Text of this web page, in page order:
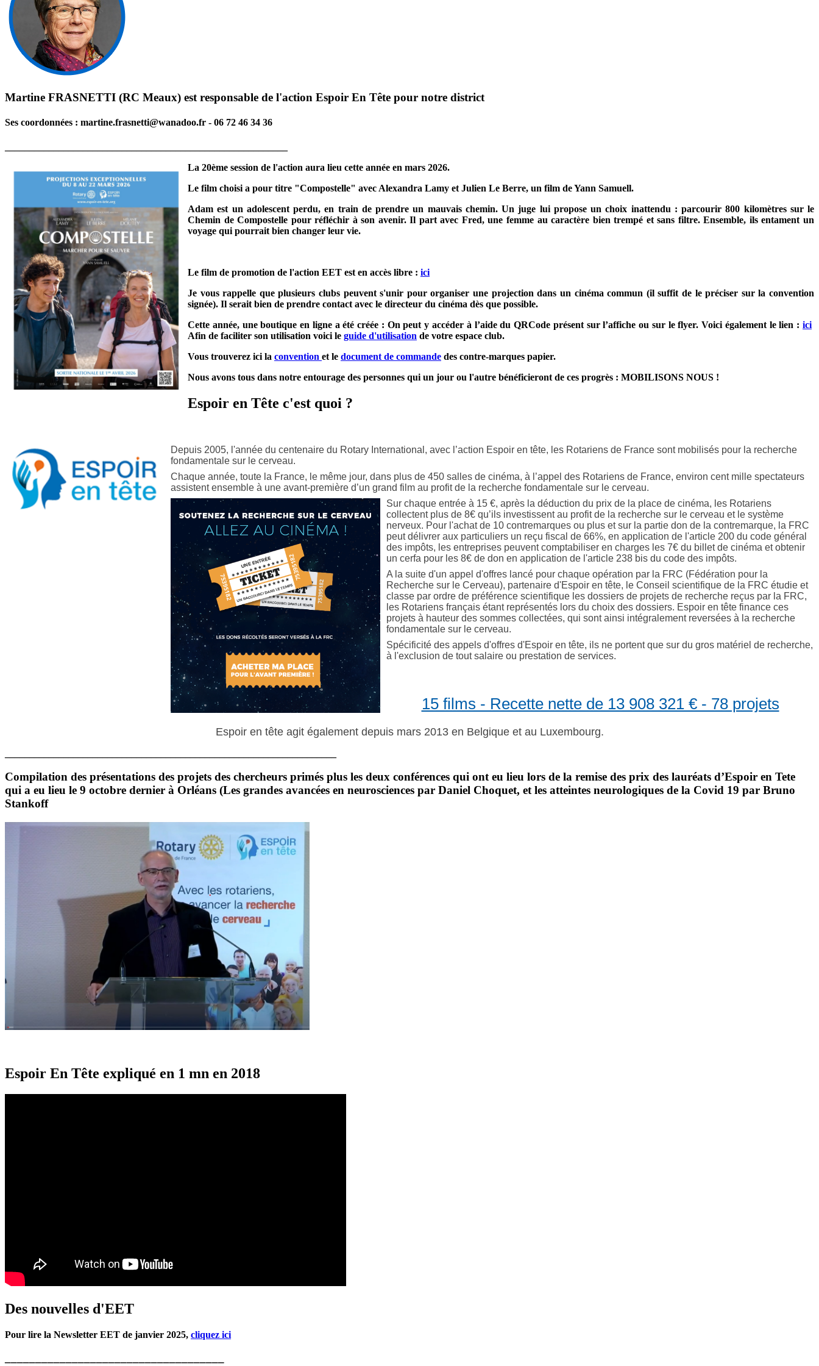
Martine FRASNETTI (RC Meaux) est responsable de l'action Espoir En Tête pour notre district
Ses coordonnées : martine.frasnetti@wanadoo.fr - 06 72 46 34 36
La 20ème session de l'action aura lieu cette année en mars 2026.
Le film choisi a pour titre "Compostelle" avec Alexandra Lamy et Julien Le Berre, un film de Yann Samuell.
Adam est un adolescent perdu, en train de prendre un mauvais chemin. Un juge lui propose un choix inattendu : parcourir 800 kilomètres sur le
Chemin de Compostelle pour réfléchir à son avenir. Il part avec Fred, une femme au caractère bien trempé et sans filtre. Ensemble, ils entament un
voyage qui pourrait bien changer leur vie.
Le film de promotion de l'action EET est en accès libre : ici
Je vous rappelle que plusieurs clubs peuvent s'unir pour organiser une projection dans un cinéma commun (il suffit de le préciser sur la convention
signée). Il serait bien de prendre contact avec le directeur du cinéma dès que possible.
Cette année, une boutique en ligne a été créée : On peut y accéder à l’aide du QRCode présent sur l’affiche ou sur le flyer. Voici également le lien :ici
Afin de faciliter son utilisation voici le guide d'utilisation de votre espace club.
Vous trouverez ici la convention et le document de commande des contre-marques papier.
Nous avons tous dans notre entourage des personnes qui un jour ou l'autre bénéficieront de ces progrès : MOBILISONS NOUS !
Espoir en Tête c'est quoi ?
Depuis 2005, l'année du centenaire du Rotary International, avec l’action Espoir en tête, les Rotariens de France sont mobilisés pour la recherche
fondamentale sur le cerveau.
Chaque année, toute la France, le même jour, dans plus de 450 salles de cinéma, à l’appel des Rotariens de France, environ cent mille spectateurs
assistent ensemble à une avant-première d’un grand film au profit de la recherche fondamentale sur le cerveau.
Sur chaque entrée à 15 €, après la déduction du prix de la place de cinéma, les Rotariens
collectent plus de 8€ qu’ils investissent au profit de la recherche sur le cerveau et le système
nerveux. Pour l'achat de 10 contremarques ou plus et sur la partie don de la contremarque, la FRC
peut délivrer aux particuliers un reçu fiscal de 66%, en application de l'article 200 du code général
des impôts, les entreprises peuvent comptabiliser en charges les 7€ du billet de cinéma et obtenir
un cerfa pour les 8€ de don en application de l'article 238 bis du code des impôts.
A la suite d'un appel d'offres lancé pour chaque opération par la FRC (Fédération pour la
Recherche sur le Cerveau), partenaire d'Espoir en tête, le Conseil scientifique de la FRC étudie et
classe par ordre de préférence scientifique les dossiers de projets de recherche reçus par la FRC,
les Rotariens français étant représentés lors du choix des dossiers. Espoir en tête finance ces
projets à hauteur des sommes collectées, qui sont ainsi intégralement reversées à la recherche
fondamentale sur le cerveau.
Spécificité des appels d'offres d'Espoir en tête, ils ne portent que sur du gros matériel de recherche,
à l'exclusion de tout salaire ou prestation de services.
15 films - Recette nette de 13 908 321 € - 78 projets
Espoir en tête agit également depuis mars 2013 en Belgique et au Luxembourg.
Compilation des présentations des projets des chercheurs primés plus les deux conférences qui ont eu lieu lors de la remise des prix des lauréats d’Espoir en Tete
qui a eu lieu le 9 octobre dernier à Orléans (Les grandes avancées en neurosciences par Daniel Choquet, et les atteintes neurologiques de la Covid 19 par Bruno
Stankoff
Espoir En Tête expliqué en 1 mn en 2018
Des nouvelles d'EET
Pour lire la Newsletter EET de janvier 2025, cliquez ici